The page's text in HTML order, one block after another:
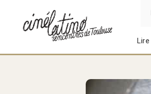
Lire